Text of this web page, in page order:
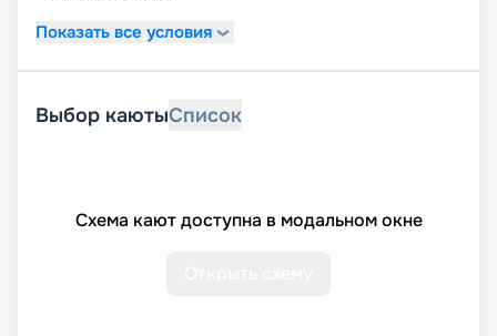
Показать все условия
Выбор каютыСписок
Схема кают доступна в модальном окне